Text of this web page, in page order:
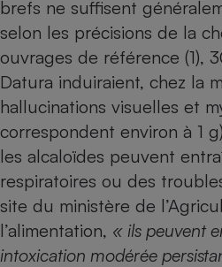
brefs ne suffisent
selon les précisions de la
ouvrages de référence (1),
Datura induiraient, chez la
hallucinations visuelles et
correspondent environ à 1
les alcaloïdes peuvent
respiratoires ou des
site du ministère de
l’alimentation, « ils peuvent
intoxication modérée